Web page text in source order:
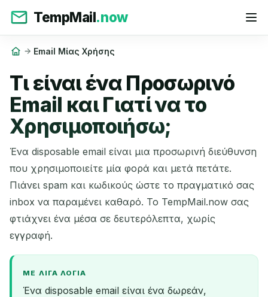
TempMail.now
Email Μίας Χρήσης
Τι είναι ένα Προσωρινό
Email και Γιατί να το
Χρησιμοποιήσω;
Ένα disposable email είναι μια προσωρινή διεύθυνση
που χρησιμοποιείτε μία φορά και μετά πετάτε.
Πιάνει spam και κωδικούς ώστε το πραγματικό σας
inbox να παραμένει καθαρό. Το TempMail.now σας
φτιάχνει ένα μέσα σε δευτερόλεπτα, χωρίς
εγγραφή.
ΜΕ ΛΊΓΑ ΛΌΓΙΑ
Ένα disposable email είναι ένα δωρεάν,